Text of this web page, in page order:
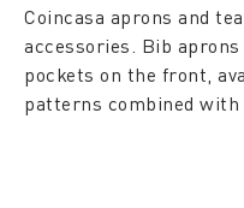
Coincasa aprons and
accessories. Bib
pockets on the front,
patterns combined